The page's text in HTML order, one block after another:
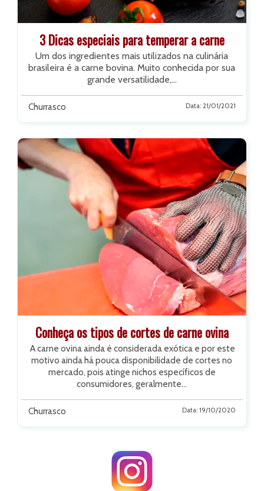
3 Dicas especiais para temperar a carne
Um dos ingredientes mais utilizados na culinária
brasileira é a carne bovina. Muito conhecida por sua
grande versatilidade,...
Churrasco Data: 21/01/2021
Conheça os tipos de cortes de carne ovina
A carne ovina ainda é considerada exótica e por este
motivo ainda há pouca disponibilidade de cortes no
mercado, pois atinge nichos específicos de
consumidores, geralmente...
Churrasco Data: 19/10/2020